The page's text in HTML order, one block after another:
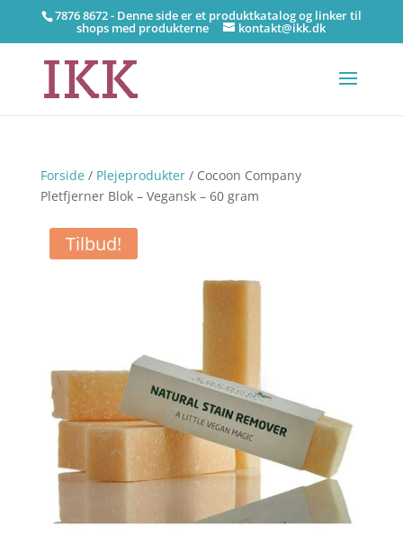
7876 8672 - Denne side er et produktkatalog og linker til
shops med produkterne kontakt@ikk.dk
Forside/ Plejeprodukter/ Cocoon Company
Pletfjerner Blok – Vegansk – 60 gram
Tilbud!